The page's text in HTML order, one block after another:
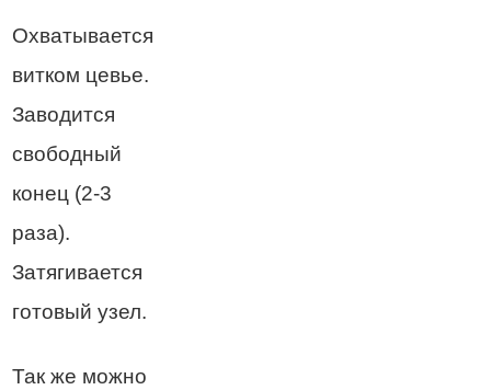
Охватывается
витком цевье.
Заводится
свободный
конец (2-3
раза).
Затягивается
готовый узел.
Так же можно